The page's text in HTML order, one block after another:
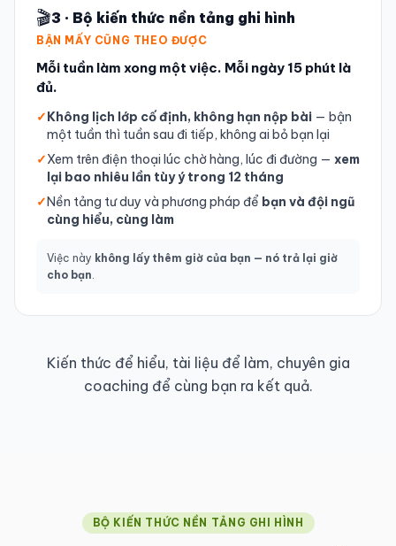
🎬3 · Bộ kiến thức nền tảng ghi hình
BẬN MẤY CŨNG THEO ĐƯỢC
Mỗi tuần làm xong một việc. Mỗi ngày 15 phút là
đủ.
✓Không lịch lớp cố định, không hạn nộp bài — bận
một tuần thì tuần sau đi tiếp, không ai bỏ bạn lại
✓Xem trên điện thoại lúc chờ hàng, lúc đi đường — xem
lại bao nhiêu lần tùy ý trong 12 tháng
✓Nền tảng tư duy và phương pháp để bạn và đội ngũ
cùng hiểu, cùng làm
Việc này không lấy thêm giờ của bạn — nó trả lại giờ
cho bạn.
Kiến thức để hiểu, tài liệu để làm, chuyên gia
coaching để cùng bạn ra kết quả.
BỘ KIẾN THỨC NỀN TẢNG GHI HÌNH